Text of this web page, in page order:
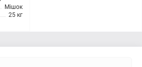
Мішок
25 кг